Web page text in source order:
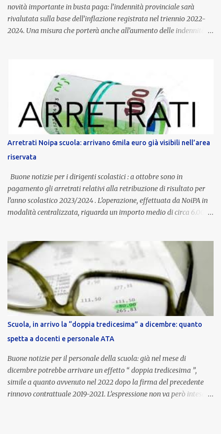
novità importante in busta paga: l’indennità provinciale sarà
rivalutata sulla base dell’inflazione registrata nel triennio 2022-
2024. Una misura che porterà anche all’aumento delle indennità di
dedicato alle donne vittime di violenza di genere, in linea con la
normativa nazionale e con l’obiettivo di offrire maggiore tutela e
supporto in situazioni delicate. L’indennità provinciale per i docenti
è un unicum in Italia: si tratta di una misura esclusiva della
Provincia autonoma di Bolzano, che integra in maniera stabile lo
stipendio nazionale grazie alle prerogative garantite
dall’autonomia locale. Non è un bonus temporaneo né un
compenso accessorio, ma una voce strutturale di retribuzione,
aggiornata periodicamente in base al cost...
Arretrati Noipa scuola: arrivano 6mila euro già visibili nell’area
riservata
Buone notizie per i dirigenti scolastici : a ottobre sono in
pagamento gli arretrati relativi alla retribuzione di risultato per
l’anno scolastico 2023/2024 . L’operazione, effettuata da NoiPA in
modalità centralizzata, riguarda un importo medio di circa 6.000
ordinaria di ottobre . Cos’è la retribuzione di risultato La
retribuzione di risultato rappresenta la parte variabile dello
stipendio dei dirigenti scolastici. Viene corrisposta per valorizzare
la qualità dell’attività svolta, la gestione delle risorse e il
raggiungimento degli obiettivi fissati dal Ministero dell’Istruzione
e del Merito (MIM) . Per l’anno scolastico 2023/2024, il MIM ha
completato la procedura di valutazione e trasmesso i dati a NoiPA,
che ha poi disposto la liquidazione automatica in busta paga . Gli
importi e le trattenute L’importo medio lordo riconosciuto è di 6....
Scuola, in arrivo la “doppia tredicesima” a dicembre: quanto
spetta a docenti e personale ATA
Buone notizie per il personale della scuola: già nel mese di
dicembre potrebbe arrivare un effetto “ doppia tredicesima ”,
simile a quanto avvenuto nel 2022 dopo la firma del precedente
rinnovo contrattuale 2019-2021. L’espressione non va però intesa in